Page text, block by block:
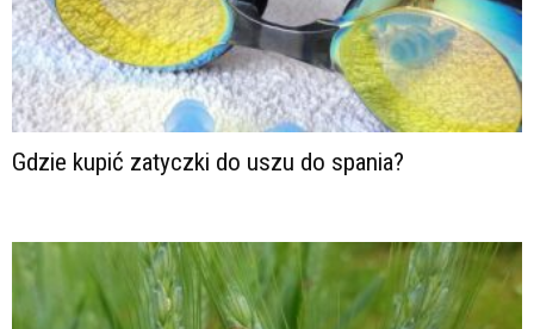
Gdzie kupić zatyczki do uszu do spania?